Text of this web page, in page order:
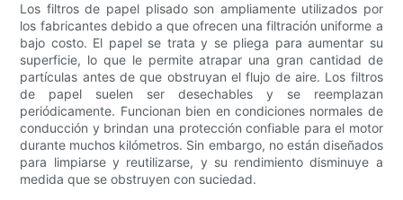
Los filtros de papel plisado son ampliamente utilizados por
los fabricantes debido a que ofrecen una filtración uniforme a
bajo costo. El papel se trata y se pliega para aumentar su
superficie, lo que le permite atrapar una gran cantidad de
partículas antes de que obstruyan el flujo de aire. Los filtros
de papel suelen ser desechables y se reemplazan
periódicamente. Funcionan bien en condiciones normales de
conducción y brindan una protección confiable para el motor
durante muchos kilómetros. Sin embargo, no están diseñados
para limpiarse y reutilizarse, y su rendimiento disminuye a
medida que se obstruyen con suciedad.